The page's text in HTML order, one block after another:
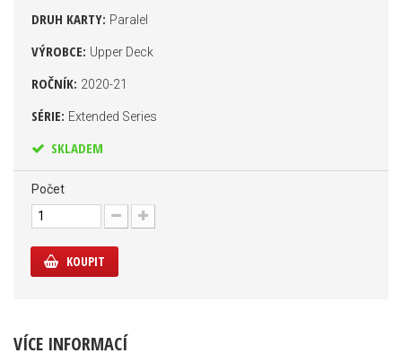
DRUH KARTY: Paralel
VÝROBCE: Upper Deck
ROČNÍK: 2020-21
SÉRIE: Extended Series
SKLADEM
Počet
KOUPIT
VÍCE INFORMACÍ